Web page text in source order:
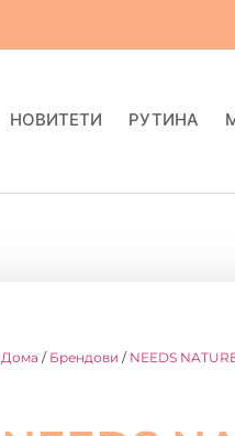
НОВИТЕТИ РУТИНА
Дома / Брендови / NEEDS